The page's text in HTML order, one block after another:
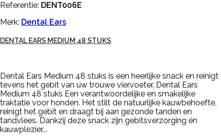
Referentie: DENT006E
Merk: Dental Ears
DENTAL EARS MEDIUM 48 STUKS
Dental Ears Medium 48 stuks is een heerlijke snack en reinigt
tevens het gebit van uw trouwe viervoeter. Dental Ears
Medium 48 stuks Een verantwoordelijke en smakelijke
traktatie voor honden. Het stilt de natuurlijke kauwbehoefte,
reinigt het gebit en draagt bij aan gezonde tanden en
tandvlees. Dankzij deze snack zijn gebitsverzorging én
kauwplezier...